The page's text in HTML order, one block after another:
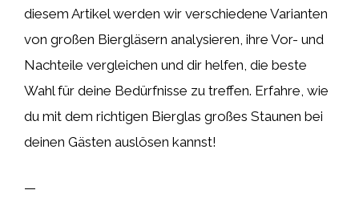
diesem Artikel werden wir verschiedene Varianten
von großen Biergläsern analysieren, ihre Vor- und
Nachteile vergleichen und dir helfen, die beste
Wahl für deine Bedürfnisse zu treffen. Erfahre, wie
du mit dem richtigen Bierglas großes Staunen bei
deinen Gästen auslösen kannst!
—